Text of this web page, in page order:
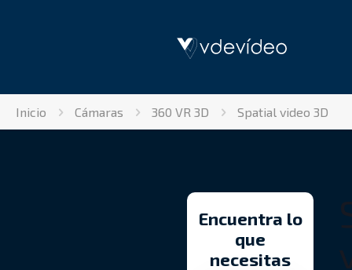
Inicio Cámaras 360 VR 3D Spatial video 3D
Encuentra lo
que
necesitas